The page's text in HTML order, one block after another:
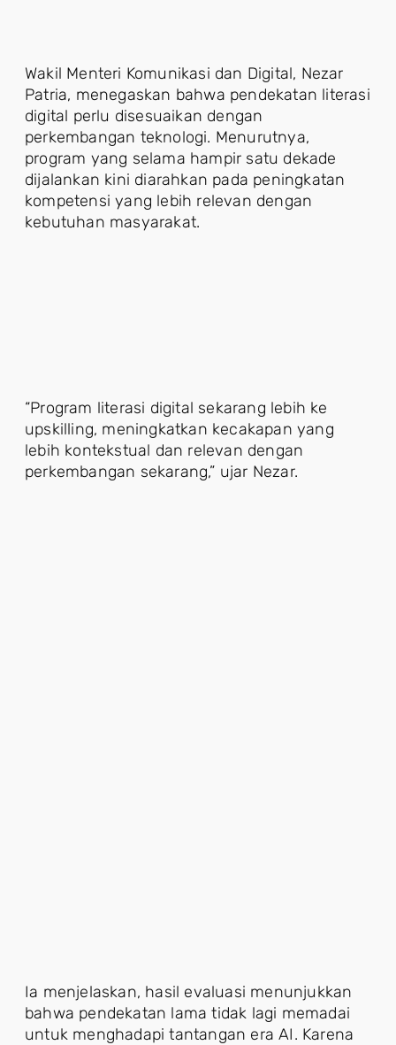
Wakil Menteri Komunikasi dan Digital, Nezar
Patria, menegaskan bahwa pendekatan literasi
digital perlu disesuaikan dengan
perkembangan teknologi. Menurutnya,
program yang selama hampir satu dekade
dijalankan kini diarahkan pada peningkatan
kompetensi yang lebih relevan dengan
kebutuhan masyarakat.
“Program literasi digital sekarang lebih ke
upskilling, meningkatkan kecakapan yang
lebih kontekstual dan relevan dengan
perkembangan sekarang,” ujar Nezar.
Ia menjelaskan, hasil evaluasi menunjukkan
bahwa pendekatan lama tidak lagi memadai
untuk menghadapi tantangan era AI. Karena